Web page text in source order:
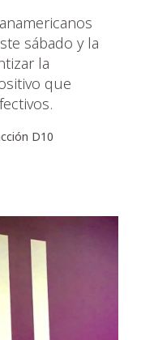
sábado y la
la
que
D10